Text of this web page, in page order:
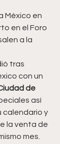
México en
en el Foro
a la
tras
con un
de
así
calendario y
la venta de
mes.